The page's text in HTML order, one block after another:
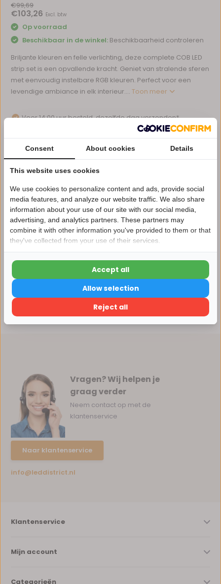
€99,69
€103,26 Excl. btw
Op voorraad
Beschikbaar in de winkel: Beschikbaarheid controleren
Briljante kleuren en felle verlichting, deze complete COB LED
strip set is een opvallende kracht. Geniet van stralende sferen
met eenvoudig instelbare RGB kleuren. Perfect voor een
levendige ambiance in elk interieur....Toon meer
Voor 14:00 uur besteld, dezelfde dag verzonden*
1 tot 10 jaar garantie op verlichting
Afhalen in ons magazijn direct mogelijk
Productomschrijving
Specificaties
Reviews
Delen
Vragen? Wij helpen je
graag verder
Neem contact op met de
klantenservice
Naar klantenservice
info@leddistrict.nl
Klantenservice
Mijn account
Categorieën
Nu 15% korting
15korting
15% korting
Verder winkelen
Consent About cookies Details
This website uses cookies
We use cookies to personalize content and ads, provide social
media features, and analyze our website traffic. We also share
information about your use of our site with our social media,
advertising, and analytics partners. These partners may
combine it with other information you've provided to them or that
they've collected from your use of their services.
Reject all
Allow selection
Accept all